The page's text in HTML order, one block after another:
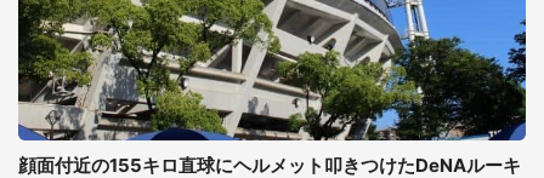
顔面付近の155キロ直球にヘルメット叩きつけたDeNAルーキ